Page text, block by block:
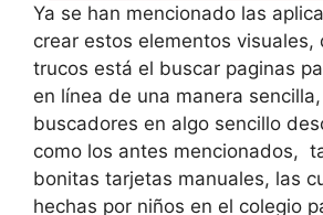
Ya se han mencionado las
crear estos elementos visuales,
trucos está el buscar paginas
en línea de una manera
buscadores en algo sencillo
como los antes mencionados,
bonitas tarjetas manuales, las
hechas por niños en el colegio